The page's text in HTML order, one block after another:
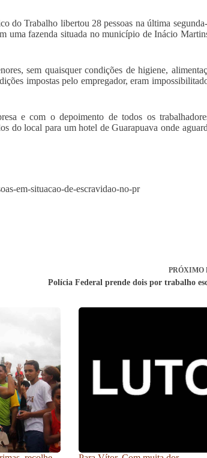
do Trabalho libertou 28 pessoas na última
uma fazenda situada no município de Inácio
sem quaisquer condições de higiene,
impostas pelo empregador, eram
e com o depoimento de todos os
do local para um hotel de Guarapuava onde
em-situacao-de-escravidao-no-pr
PRÓXIMO
Polícia Federal prende dois por trabalho